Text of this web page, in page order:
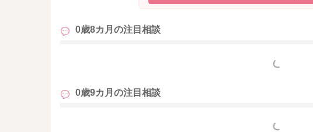
0歳8カ月の注目相談
もっと見る
0歳9カ月の注目相談
もっと見る